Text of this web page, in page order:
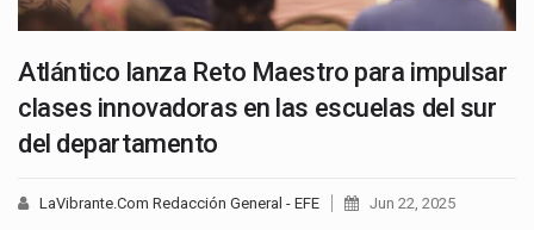
Atlántico lanza Reto Maestro para impulsar
clases innovadoras en las escuelas del sur
del departamento
LaVibrante.Com Redacción General - EFE Jun 22, 2025